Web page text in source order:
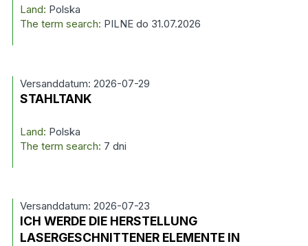
Land: Polska
The term search: PILNE do 31.07.2026
Versanddatum: 2026-07-29
STAHLTANK
Land: Polska
The term search: 7 dni
Versanddatum: 2026-07-23
ICH WERDE DIE HERSTELLUNG
LASERGESCHNITTENER ELEMENTE IN